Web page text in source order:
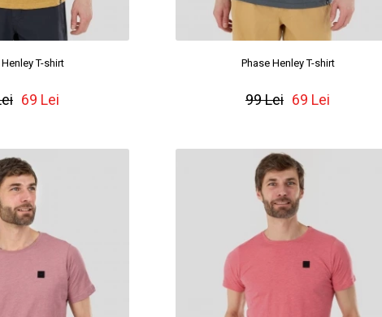
T-shirt
69 Lei
Phase Henley T-shirt
99 Lei 69 Lei